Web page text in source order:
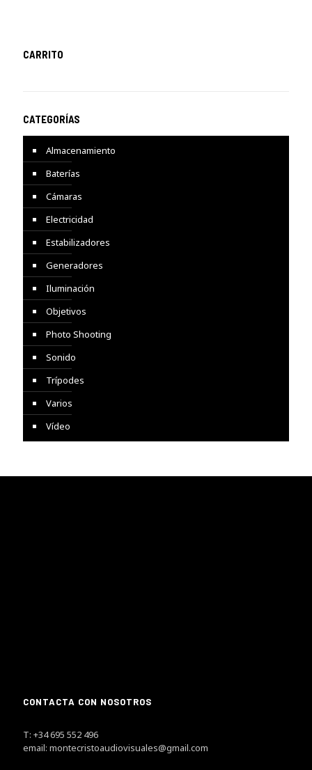
CARRITO
CATEGORÍAS
Almacenamiento
Baterías
Cámaras
Electricidad
Estabilizadores
Generadores
Iluminación
Objetivos
Photo Shooting
Sonido
Trípodes
Varios
Vídeo
CONTACTA CON NOSOTROS
T: +34 695 552 496
email: montecristoaudiovisuales@gmail.com